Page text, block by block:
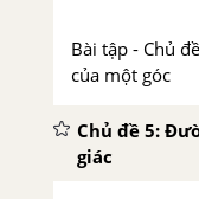
Bài tập - Chủ
của một góc
Chủ đề 5:
giác